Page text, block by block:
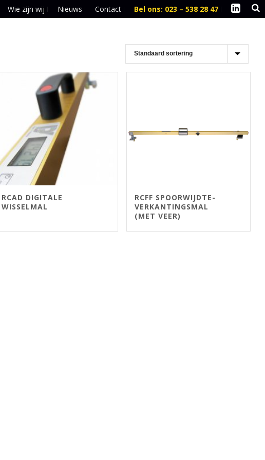
Wie zijn wij Nieuws Contact Bel ons: 023 – 538 28 47
RCAD DIGITALE
WISSELMAL
RCFF SPOORWIJDTE-
VERKANTINGSMAL
(MET VEER)